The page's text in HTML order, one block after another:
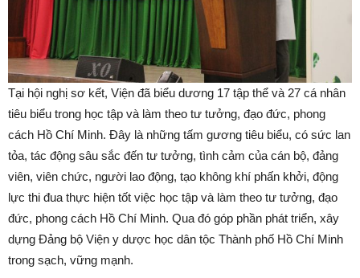
Tại hội nghị sơ kết, Viện đã biểu dương 17 tập thể và 27 cá nhân
tiêu biểu trong học tập và làm theo tư tưởng, đạo đức, phong
cách Hồ Chí Minh. Đây là những tấm gương tiêu biểu, có sức lan
tỏa, tác động sâu sắc đến tư tưởng, tình cảm của cán bộ, đảng
viên, viên chức, người lao động, tạo không khí phấn khởi, động
lực thi đua thực hiện tốt việc học tập và làm theo tư tưởng, đạo
đức, phong cách Hồ Chí Minh. Qua đó góp phần phát triển, xây
dựng Đảng bộ Viện y dược học dân tộc Thành phố Hồ Chí Minh
trong sạch, vững mạnh.